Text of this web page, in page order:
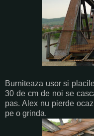
Burniteaza usor si
30 de cm de noi se
pas. Alex nu pierde
pe o grinda.